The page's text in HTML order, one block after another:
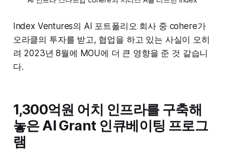
Index Ventures의 AI 포트폴리오 회사 중 cohere가
오라클의 투자를 받고, 협업을 하고 있는 사실이 오히
려 2023년 8월에 MOU에 더 큰 영향을 준 것 같습니
다.
1,300억원 어치 인프라를 구축해
놓은 AI Grant 인큐베이팅 프로그
램